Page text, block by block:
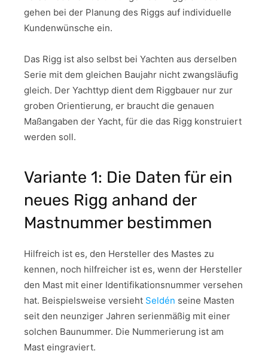
gehen bei der Planung des Riggs auf individuelle
Kundenwünsche ein.
Das Rigg ist also selbst bei Yachten aus derselben
Serie mit dem gleichen Baujahr nicht zwangsläufig
gleich. Der Yachttyp dient dem Riggbauer nur zur
groben Orientierung, er braucht die genauen
Maßangaben der Yacht, für die das Rigg konstruiert
werden soll.
Variante 1: Die Daten für ein
neues Rigg anhand der
Mastnummer bestimmen
Hilfreich ist es, den Hersteller des Mastes zu
kennen, noch hilfreicher ist es, wenn der Hersteller
den Mast mit einer Identifikationsnummer versehen
hat. Beispielsweise versieht Seldén seine Masten
seit den neunziger Jahren serienmäßig mit einer
solchen Baunummer. Die Nummerierung ist am
Mast eingraviert.